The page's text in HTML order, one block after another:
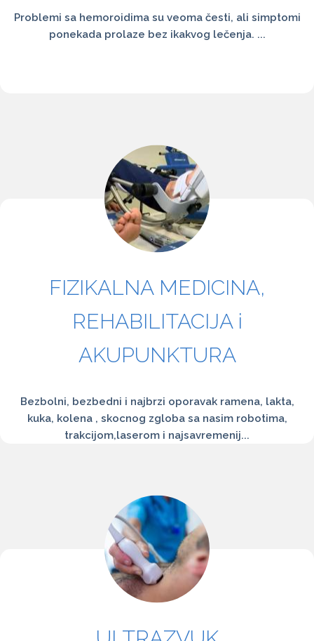
Problemi sa hemoroidima su veoma česti, ali simptomi
ponekada prolaze bez ikakvog lečenja. ...
FIZIKALNA MEDICINA,
REHABILITACIJA i
AKUPUNKTURA
Bezbolni, bezbedni i najbrzi oporavak ramena, lakta,
kuka, kolena , skocnog zgloba sa nasim robotima,
trakcijom,laserom i najsavremenij...